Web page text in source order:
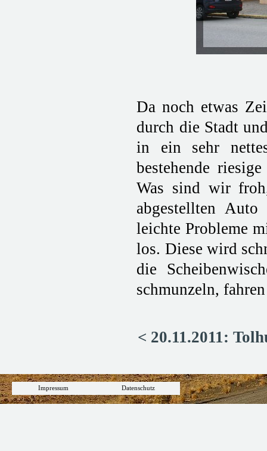
Da noch etwas
durch die Stadt
in ein sehr
bestehende
Was sind wir
abgestellten
leichte Probleme
los. Diese wird
die
schmunzeln,
< 20.11.2011:
Impressum Datenschutz